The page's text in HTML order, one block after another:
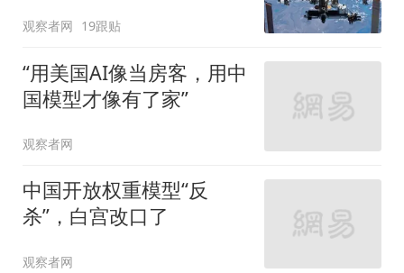
观察者网 19跟贴
“用美国AI像当房客，用中
国模型才像有了家”
观察者网
中国开放权重模型“反
杀”，白宫改口了
观察者网